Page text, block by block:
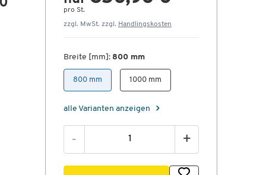
pro St.
zzgl. MwSt. zzgl. Handlingskosten
Breite [mm]: 800 mm
800 mm 1000 mm
alle Varianten anzeigen
- +